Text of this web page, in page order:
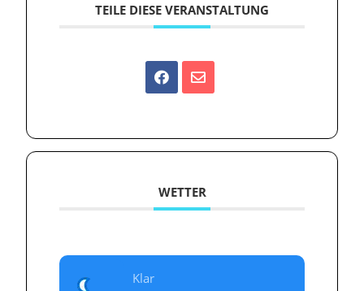
TEILE DIESE VERANSTALTUNG
WETTER
Klar